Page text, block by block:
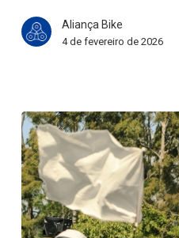
R$
8,5
Espírito
Santo
Aliança Bike
4 de fevereiro de 2026